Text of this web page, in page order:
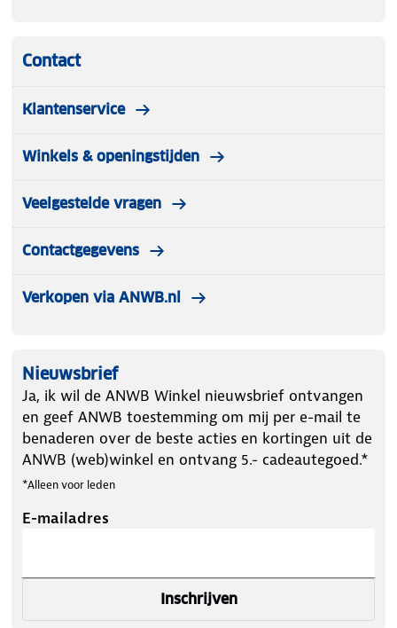
Contact
Klantenservice
Winkels & openingstijden
Veelgestelde vragen
Contactgegevens
Verkopen via ANWB.nl
Nieuwsbrief
Ja, ik wil de ANWB Winkel nieuwsbrief ontvangen
en geef ANWB toestemming om mij per e-mail te
benaderen over de beste acties en kortingen uit de
ANWB (web)winkel en ontvang 5.- cadeautegoed.*
*Alleen voor leden
E-mailadres
Inschrijven